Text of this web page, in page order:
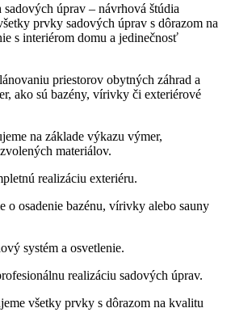
úprav – návrhová štúdia
prvky sadových úprav s dôrazom na
s interiérom domu a jedinečnosť
priestorov obytných záhrad a
ako sú bazény, vírivky či exteriérové
na základe výkazu výmer,
materiálov.
realizáciu exteriéru.
o osadenie bazénu, vírivky alebo sauny
systém a osvetlenie.
realizáciu sadových úprav.
všetky prvky s dôrazom na kvalitu